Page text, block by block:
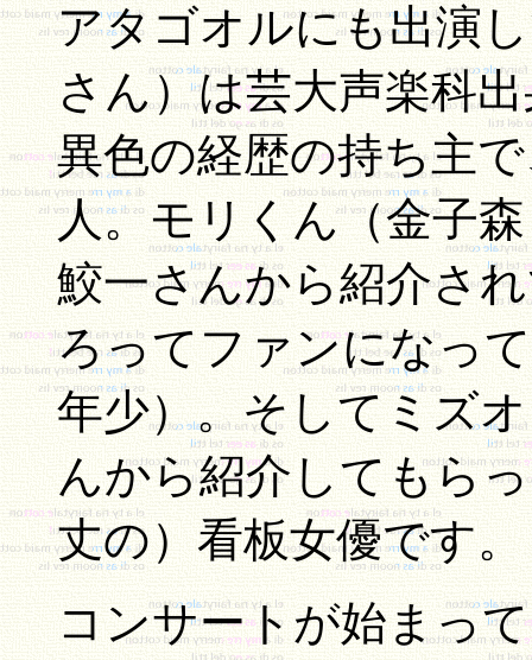
アタゴオルにも出演
さん）は芸大声楽科
異色の経歴の持ち主
人。モリくん（金子
鮫一さんから紹介さ
ろってファンになっ
年少）。そしてミズ
んから紹介してもら
丈の）看板女優です。
コンサートが始まっ